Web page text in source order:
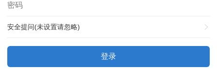
安全提问(未设置请忽略)
登录